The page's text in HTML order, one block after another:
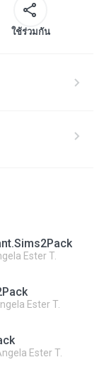
ใช้ร่วมกัน
Ester T.
Ester T.
Ester T.